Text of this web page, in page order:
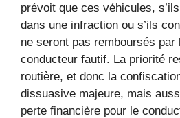
prévoit que ces véhicules,
dans une infraction ou s’ils
ne seront pas remboursés par
conducteur fautif. La priorité
routière, et donc la
dissuasive majeure, mais
perte financière pour le